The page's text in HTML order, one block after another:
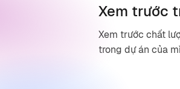
Xem trước
Xem trước chất
trong dự án của